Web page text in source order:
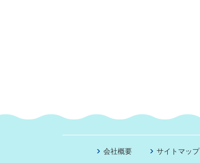
会社概要 サイトマップ